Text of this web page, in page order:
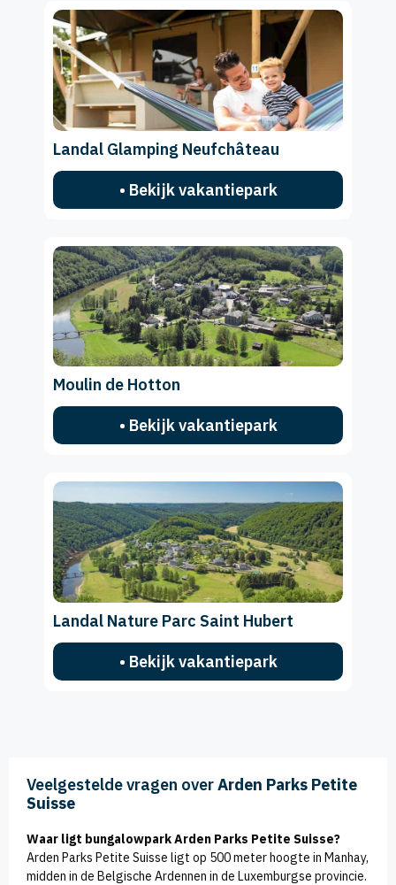
Landal Glamping Neufchâteau
• Bekijk vakantiepark
Moulin de Hotton
• Bekijk vakantiepark
Landal Nature Parc Saint Hubert
• Bekijk vakantiepark
Veelgestelde vragen overArden Parks Petite
Suisse
Waar ligt bungalowpark Arden Parks Petite Suisse?
Arden Parks Petite Suisse ligt op 500 meter hoogte in Manhay,
midden in de Belgische Ardennen in de Luxemburgse provincie.